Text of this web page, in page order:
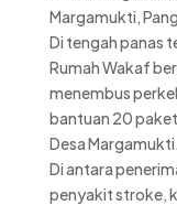
Margamukti,
Di tengah panas
Rumah Wakaf
menembus
bantuan 20
Desa Margamukti.
Di antara
penyakit stroke,